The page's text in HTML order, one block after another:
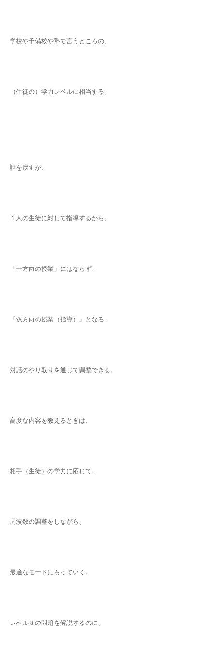
学校や予備校や塾で言うところの、
（生徒の）学力レベルに相当する。
話を戻すが、
１人の生徒に対して指導するから、
「一方向の授業」にはならず、
「双方向の授業（指導）」となる。
対話のやり取りを通じて調整できる。
高度な内容を教えるときは、
相手（生徒）の学力に応じて、
周波数の調整をしながら、
最適なモードにもっていく。
レベル８の問題を解説するのに、